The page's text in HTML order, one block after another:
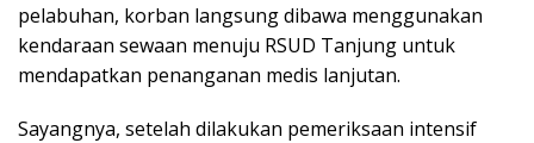
pelabuhan, korban langsung dibawa menggunakan
kendaraan sewaan menuju RSUD Tanjung untuk
mendapatkan penanganan medis lanjutan.
Sayangnya, setelah dilakukan pemeriksaan intensif